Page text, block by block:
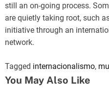
still an on-going process.
are quietly taking root, such
initiative through an
network.
Tagged internacionalismo,
You May Also Like